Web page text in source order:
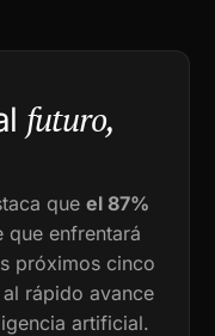
futuro,
que el 87%
enfrentará
próximos cinco
rápido avance
artificial.